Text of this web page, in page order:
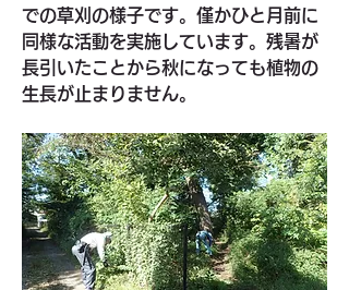
での草刈の様子です。僅かひと月前に
同様な活動を実施しています。残暑が
長引いたことから秋になっても植物の
生長が止まりません。